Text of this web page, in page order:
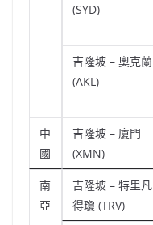
(SYD)
吉隆坡 – 奧克蘭
(AKL)
中
國
吉隆坡 – 廈門
(XMN)
南
亞
吉隆坡 – 特里凡
得瓊 (TRV)